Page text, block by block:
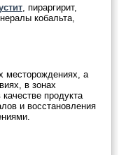
, пираргирит,
кобальта,
месторождениях, а
в зонах
продукта
и восстановления